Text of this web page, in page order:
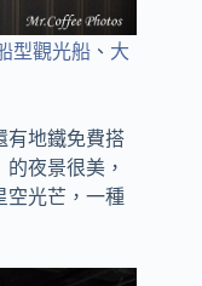
型觀光船 、 大
有地鐵免費搭
夜景很美，
空光芒，一種